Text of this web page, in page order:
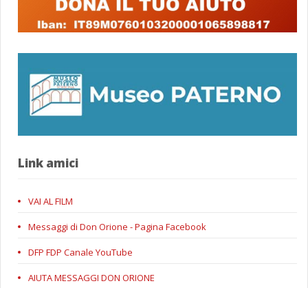
Link amici
VAI AL FILM
Messaggi di Don Orione - Pagina Facebook
DFP FDP Canale YouTube
AIUTA MESSAGGI DON ORIONE